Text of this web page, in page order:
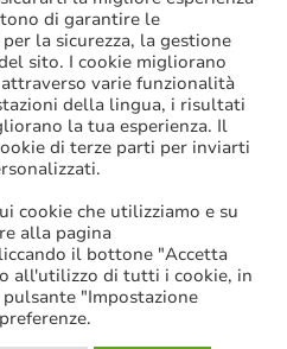
i diritti sono riservati | P. IVA:
di garantire le
la sicurezza, la gestione
sito. I cookie migliorano
varie funzionalità
della lingua, i risultati
la tua esperienza. Il
di terze parti per inviarti
cookie che utilizziamo e su
alla pagina
il bottone "Accetta
all'utilizzo di tutti i cookie, in
"Impostazione